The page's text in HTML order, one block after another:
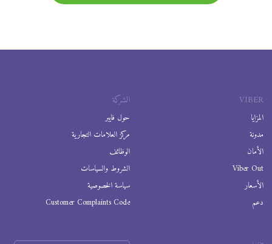
VIBER
المزايا
مدونة
الأمان
Viber Out
الأسعار
دعم
الشركة
حول فايبر
مركز العلامات التجارية
الوظائف
الشروط والسياسات
سياسة الخصوصية
Customer Complaints Code